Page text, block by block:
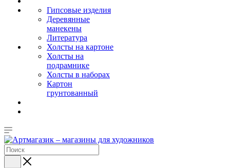
Гипсовые изделия
Деревянные
манекены
Литература
Холсты на картоне
Холсты на
подрамнике
Холсты в наборах
Картон
грунтованный